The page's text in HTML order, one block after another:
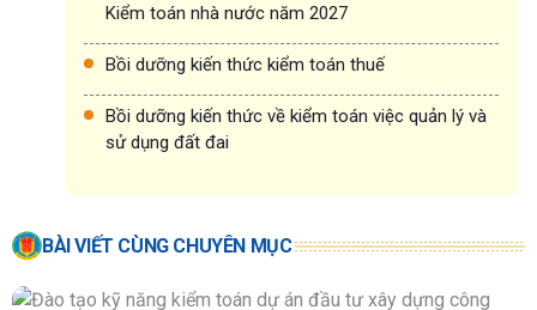
Kiểm toán nhà nước năm 2027
Bồi dưỡng kiến thức kiểm toán thuế
Bồi dưỡng kiến thức về kiểm toán việc quản lý và
sử dụng đất đai
BÀI VIẾT CÙNG CHUYÊN MỤC